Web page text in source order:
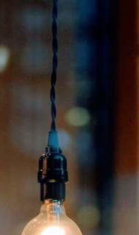
をコピーする